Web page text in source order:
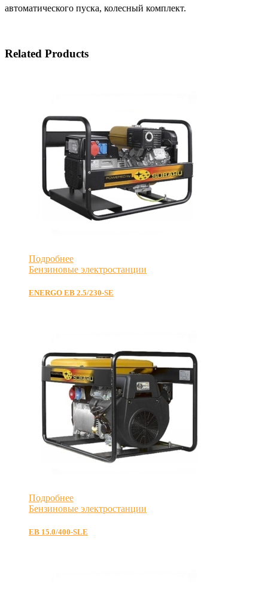
автоматического пуска, колесный комплект.
Related Products
Подробнее
Бензиновые электростанции
ENERGO EB 2.5/230-SE
Подробнее
Бензиновые электростанции
EB 15.0/400-SLE